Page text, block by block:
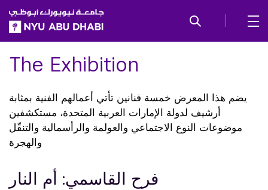
SKIP TO ALL NYU NAVIGATION
SKIP TO MAIN CONTENT
The Exhibition
يضم هذا المعرض خمسة فنانين تأتي أعمالهم الفنية بمثابة
أرشيف لدولة الإمارات العربية المتحدة، مستكشفين
موضوعات النوع الاجتماعي والعولمة والرأسمالية والتنقّل
والهجرة
فرح القاسمي: أم النار